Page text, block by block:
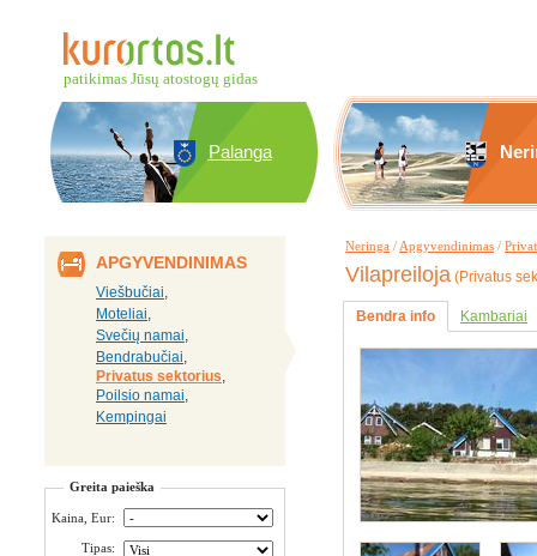
patikimas Jūsų atostogų gidas
Palanga
APGYVENDINIMAS
Viešbučiai,
Moteliai,
Svečių namai,
Bendrabučiai,
Privatus sektorius,
Poilsio namai,
Kempingai
Greita paieška
Kaina, Eur:
Tipas:
Neringa / Apgyvendinimas /
Vilapreiloja (Privatus
Bendra info Kambariai